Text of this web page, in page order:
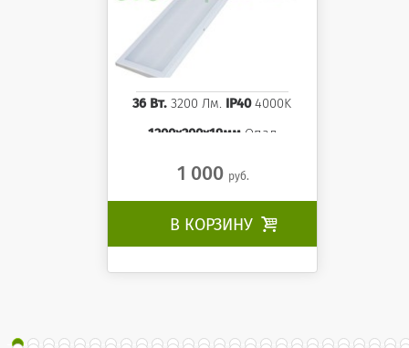
36 Вт. 3200 Лм. IP404000K
1200x200x19ммОпал
1 000 руб.
В КОРЗИНУ 